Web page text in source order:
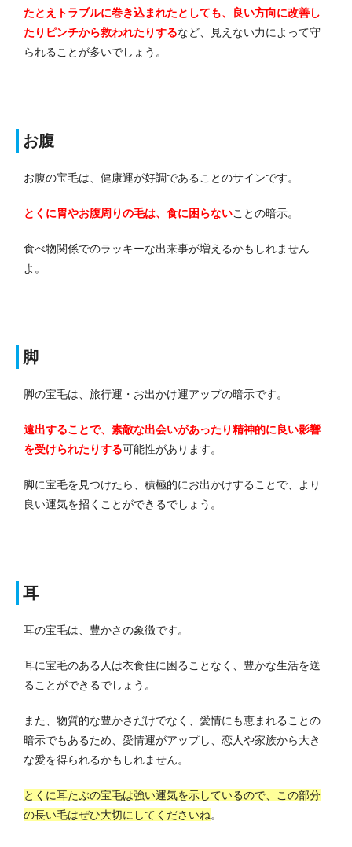
たとえトラブルに巻き込まれたとしても、良い方向に改善し
たりピンチから救われたりするなど、見えない力によって守
られることが多いでしょう。
お腹
お腹の宝毛は、健康運が好調であることのサインです。
とくに胃やお腹周りの毛は、食に困らないことの暗示。
食べ物関係でのラッキーな出来事が増えるかもしれません
よ。
脚
脚の宝毛は、旅行運・お出かけ運アップの暗示です。
遠出することで、素敵な出会いがあったり精神的に良い影響
を受けられたりする可能性があります。
脚に宝毛を見つけたら、積極的にお出かけすることで、より
良い運気を招くことができるでしょう。
耳
耳の宝毛は、豊かさの象徴です。
耳に宝毛のある人は衣食住に困ることなく、豊かな生活を送
ることができるでしょう。
また、物質的な豊かさだけでなく、愛情にも恵まれることの
暗示でもあるため、愛情運がアップし、恋人や家族から大き
な愛を得られるかもしれません。
とくに耳たぶの宝毛は強い運気を示しているので、この部分
の長い毛はぜひ大切にしてくださいね。